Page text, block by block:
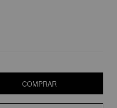
COMPRAR